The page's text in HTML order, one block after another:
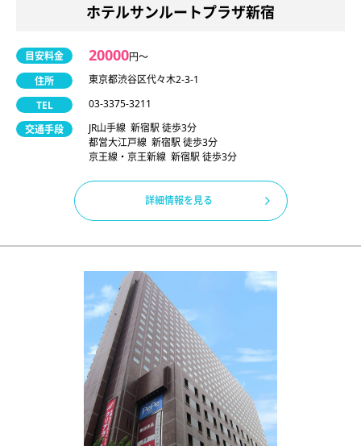
ホテルサンルートプラザ新宿
目安料金 20000円〜
住所
東京都渋谷区代々木2-3-1
TEL
03-3375-3211
交通手段
JR山手線 新宿駅 徒歩3分
都営大江戸線 新宿駅 徒歩3分
京王線・京王新線 新宿駅 徒歩3分
詳細情報を見る